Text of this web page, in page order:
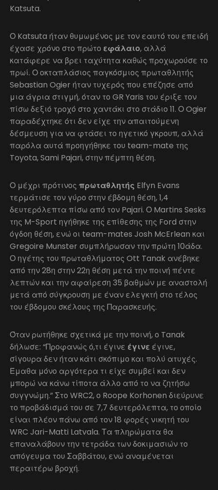
Katsuta.
Ο Katsuta ήταν θυμωμένος με τον εαυτό του επειδή
έχασε χρόνο στο πρώτο εφάλαιο, αλλά
κατάφερε να βρει ταχύτητα καθώς προχωρούσε το
πρωί. Ο οκταπλάσιος παγκόσμιος πρωταθλητής
Sebastian Ogier ήταν τυχερός που επέζησε από
μια άγρια στιγμή, όταν το GR Yaris του έριξε τον
πίσω δεξιό τροχό στο χαντάκι στο στάδιο 11. Ο Ogier
παραδέχτηκε ότι δεν είχε την απαιτούμενη
δέσμευση για να φτάσει το ηγετικό γκρουπ, αλλά
παρόλα αυτά προηγήθηκε του team-mate της
Toyota, Sami Pajari, στην πέμπτη θέση.
Ο μέχρι πρότινος πρωταθλητής Elfyn Evans
τερμάτισε τον γύρο στην έβδομη θέση, 1,4
δευτερόλεπτα πίσω από τον Pajari. Ο Martins Sesks
της M-Sport ηγήθηκε της επίθεσης της Ford στην
όγδοη θέση, ενώ οι team-mates Josh McErlean και
Gregoire Munster συμπλήρωσαν την πρώτη 10άδα.
Ο ηγέτης του πρωταθλήματος Ott Tanak ανέβηκε
από την 28η στην 22η θέση μετά την ποινή πέντε
λεπτών και την αφαίρεση 35 βαθμών με αναστολή
μετά από σύγκρουση με έναν ελεγκτή στο τέλος
του έβδομου σκέλους της Παρασκευής.
Όταν ρωτήθηκε σχετικά με την ποινή, ο Tanak
δήλωσε: “Προφανώς ό,τι έγινε έγινε έγινε,
σίγουρα δεν ήταν κάτι σκόπιμο και πολύ ατυχές.
Έμαθα μόνο αργότερα τι είχε συμβεί και δεν
μπορώ να κάνω τίποτα άλλο από το να ζητήσω
συγγνώμη.” Στο WRC2, ο Roope Korhonen διεύρυνε
το προβάδισμά του σε 7,7 δευτερόλεπτα, το οποίο
είναι πλέον πάνω από τον 18 φορές νικητή του
WRC Jari-Matti Latvala. Τα πληρώματα θα
επαναλάβουν την τετράδα των δοκιμασιών το
απόγευμα του Σαββάτου, ενώ αναμένεται
περαιτέρω βροχή.